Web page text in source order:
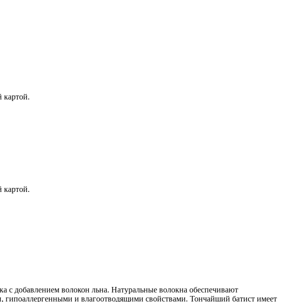
картой.
картой.
с добавлением волокон льна. Натуральные волокна обеспечивают
и влагоотводящими свойствами. Тончайший батист имеет